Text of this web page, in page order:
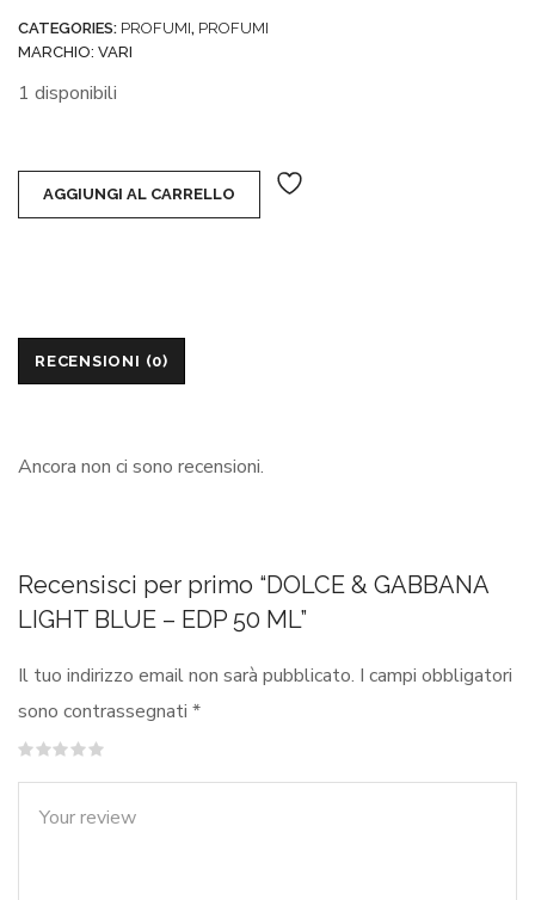
CATEGORIES: PROFUMI, PROFUMI
MARCHIO: VARI
1 disponibili
AGGIUNGI AL CARRELLO
RECENSIONI (0)
Ancora non ci sono recensioni.
Recensisci per primo “DOLCE & GABBANA
LIGHT BLUE – EDP 50 ML”
Il tuo indirizzo email non sarà pubblicato. I campi obbligatori
sono contrassegnati *